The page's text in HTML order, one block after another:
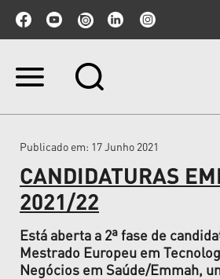
Ir
Ir
navegação
Publicado em: 17 Junho 2021
CANDIDATURAS
2021/22
Está aberta a 2ª fase de
Mestrado Europeu em
Negócios em Saúde/Emmah,